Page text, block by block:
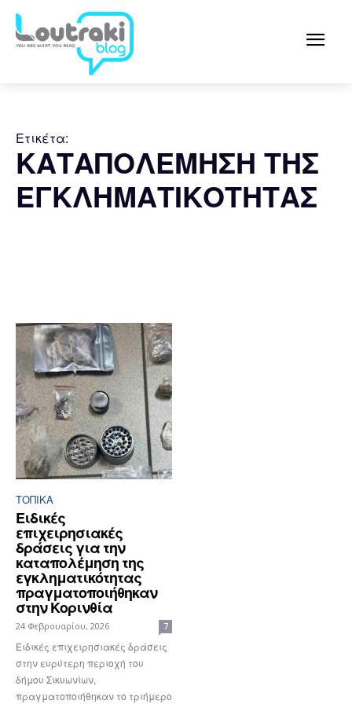
Ετικέτα:
ΚΑΤΑΠΟΛΕΜΗΣΗ ΤΗΣ
ΕΓΚΛΗΜΑΤΙΚΟΤΗΤΑΣ
ΤΟΠΙΚΑ
Ειδικές
επιχειρησιακές
δράσεις για την
καταπολέμηση της
εγκληματικότητας
πραγματοποιήθηκαν
στην Κορινθία
24 Φεβρουαρίου, 2026 7
Ειδικές επιχειρησιακές δράσεις
στην ευρύτερη περιοχή του
δήμου Σικυωνίων,
πραγματοποιήθηκαν το τριήμερο